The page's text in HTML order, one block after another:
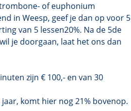
of euphonium
in Weesp, geef je dan op voor 5
van 5 lessen20%. Na de 5de
je doorgaan, laat het ons dan
zijn € 100,- en van 30
komt hier nog 21% bovenop.